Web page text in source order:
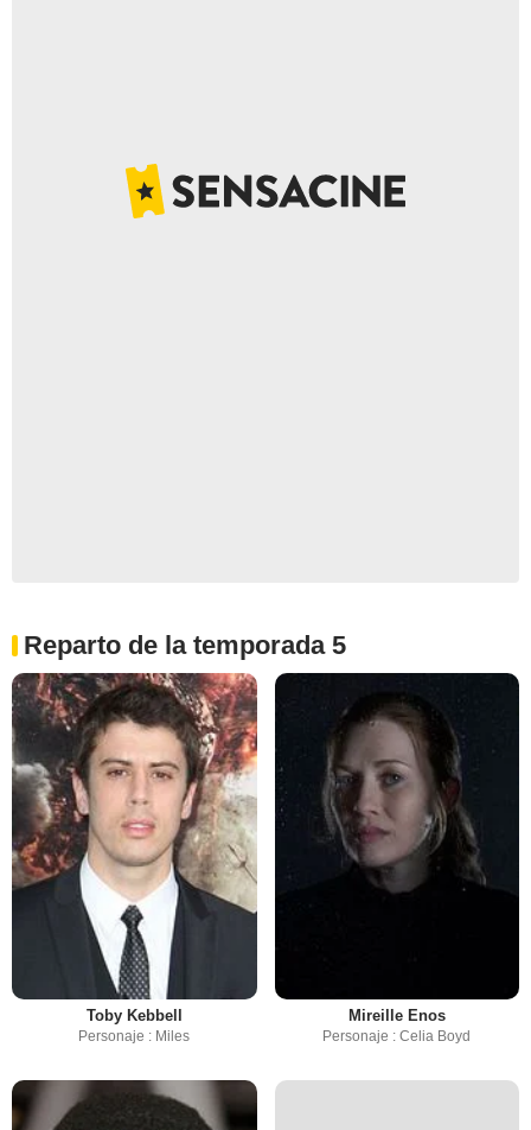
Reparto de la temporada 5
Toby Kebbell
Personaje : Miles
Mireille Enos
Personaje : Celia Boyd